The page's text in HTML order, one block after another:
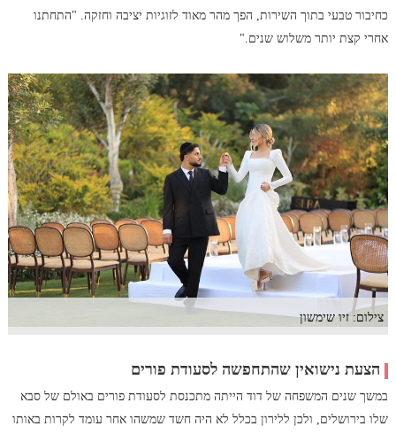
כחיבור טבעי בתוך השירות, הפך מהר מאוד לזוגיות יציבה וחזקה. "התחתנו
אחרי קצת יותר משלוש שנים."
צילום: זיו שימשון
הצעת נישואין שהתחפשה לסעודת פורים
במשך שנים המשפחה של דוד הייתה מתכנסת לסעודת פורים באולם של סבא
שלו בירושלים, ולכן ללירון בכלל לא היה חשד שמשהו אחר עומד לקרות באותו